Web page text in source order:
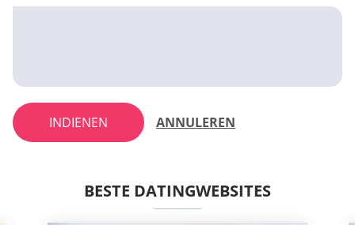
INDIENEN ANNULEREN
BESTE DATINGWEBSITES